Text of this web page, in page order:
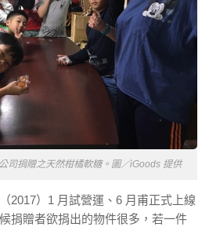
司捐贈之天然柑橘軟糖。圖／iGoods 提供
2017）1 月試營運、6 月甫正式上線
捐贈者欲捐出的物件很多，若一件